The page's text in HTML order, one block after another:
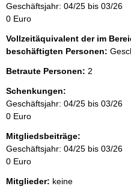
Geschäftsjahr: 04/25 bis 03/26
0 Euro
Vollzeitäquivalent der im
beschäftigten Personen:
Betraute Personen: 2
Schenkungen:
Geschäftsjahr: 04/25 bis 03/26
0 Euro
Mitgliedsbeiträge:
Geschäftsjahr: 04/25 bis 03/26
0 Euro
Mitglieder: keine